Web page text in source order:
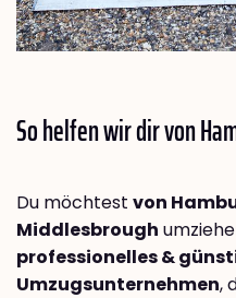
So helfen wir dir von
Du möchtest von
Middlesbrough
professionelles &
Umzugsunternehmen,